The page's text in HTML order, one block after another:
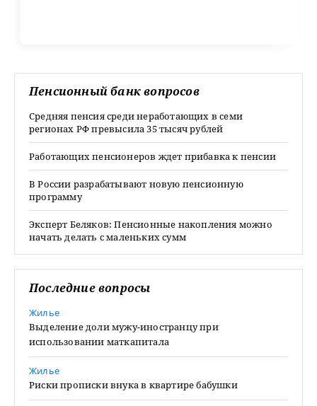
Пенсионный банк вопросов
Средняя пенсия среди неработающих в семи
регионах РФ превысила 35 тысяч рублей
Работающих пенсионеров ждет прибавка к пенсии
В России разрабатывают новую пенсионную
программу
Эксперт Беляков: Пенсионные накопления можно
начать делать с маленьких сумм
Последние вопросы
Жилье
Выделение доли мужу-иностранцу при
использовании маткапитала
Жилье
Риски прописки внука в квартире бабушки